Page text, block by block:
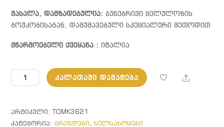
მასალა, დამზადებულია:ბუნებრივი ცელულოზის
ბოჭკობისაგან, დამუშავებული სპეციალური მეთოდით
მწარმოებელი ქვეყანა : იტალია
რაოდენობა:
MAIL'IKE.
სტაფილოსფერი
ᲙᲐᲚᲐᲗᲐᲨᲘ ᲓᲐᲛᲐᲢᲔᲑᲐ Share
ᲐᲠᲢᲘᲙᲣᲚᲘ:TOMK3621
ᲙᲐᲢᲔᲒᲝᲠᲘᲐ:ბრენდები,ხელსახოცები